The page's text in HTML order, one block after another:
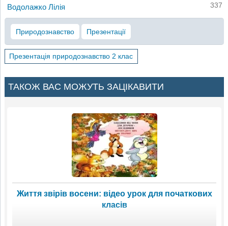
Водолажко Лілія 337
Природознавство Презентації
Презентація природознавство 2 клас
ТАКОЖ ВАС МОЖУТЬ ЗАЦІКАВИТИ
Життя звірів восени: відео урок для початкових
класів